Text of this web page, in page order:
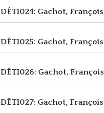
DÉTI024: Gachot, François
DÉTI025: Gachot, François
DÉTI026: Gachot, François
DÉTI027: Gachot, François